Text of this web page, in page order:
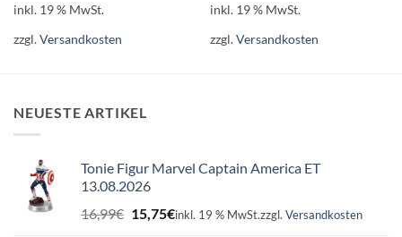
inkl. 19 % MwSt.
zzgl.Versandkosten
inkl. 19 % MwSt.
zzgl.Versandkosten
NEUESTE ARTIKEL
Tonie Figur Marvel Captain America ET
13.08.2026
16,99€ Ursprünglicher
Preis
15,75€Aktueller
inkl. 19 % MwSt.zzgl. Versandkosten